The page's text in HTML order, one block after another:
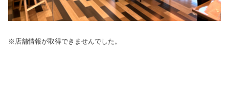
※店舗情報が取得できませんでした。